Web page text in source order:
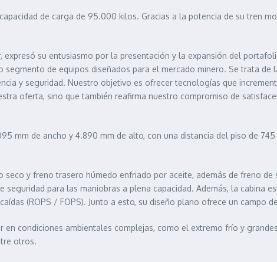
de carga de 95.000 kilos. Gracias a la potencia de su tren
su entusiasmo por la presentación y la expansión del
de equipos diseñados para el mercado minero. Se trata de
y seguridad. Nuestro objetivo es ofrecer tecnologías que
oferta, sino que también reafirma nuestro compromiso de
mm de ancho y 4.890 mm de alto, con una distancia del piso de
y freno trasero húmedo enfriado por aceite, además de freno
para las maniobras a plena capacidad. Además, la cabina
(ROPS / FOPS). Junto a esto, su diseño plano ofrece un campo
en condiciones ambientales complejas, como el extremo frío y
otros.